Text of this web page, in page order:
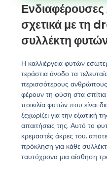
Ενδιαφέρουσες
σχετικά με τη
συλλέκτη
Η καλλιέργεια φυτών
τεράστια άνοδο τα
περισσότερους
φέρουν τη φύση στα
ποικιλία φυτών που είναι
ξεχωρίζει για την εξωτική
απαιτήσεις της. Αυτό το
κρεμαστές άκρες του,
πρόκληση για κάθε
ταυτόχρονα μια αίσθηση